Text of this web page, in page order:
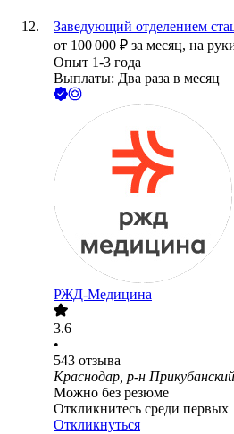
Заведующий отделением
от 100 000 ₽ за месяц, на
Опыт 1-3 года
Выплаты: Два раза в месяц
РЖД-Медицина
3.6
•
543 отзыва
Краснодар, р-н Прикубанский
Можно без резюме
Откликнитесь среди первых
Откликнуться